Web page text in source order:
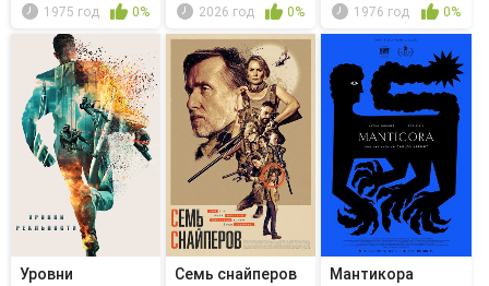
1975 год 0% 2026 год 0% 1976 год 0%
Уровни Семь снайперов Мантикора